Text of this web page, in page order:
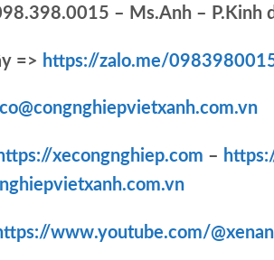
– Ms.Anh – P.Kinh
=> https://zalo.me/
xecongnghiep.com –
www.youtube.com/